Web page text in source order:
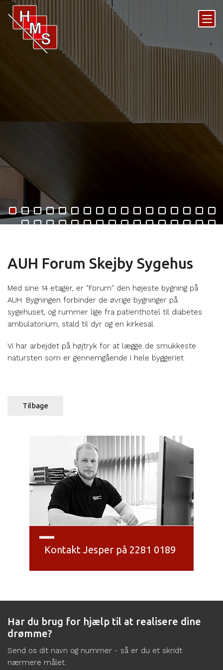
AUH Forum Skejby Sygehus
Med sine 14 etager, er "Forum" den højeste bygning på
AUH. Bygningen forbinder de øvrige bygninger på
sygehuset, og rummer lige fra patienthotel til diabetes
ambulatorium, stald til dyr og en kirkesal.
Vi har arbejdet på højtryk for at lægge de smukkeste
natursten som er gennemgående i hele byggeriet.
Tilbage
Kontakt Jesper på 2281 0189
Har du brug for hjælp til at realisere dine
drømme?
Send os dit navn og nummer - så er du et skridt
nærmere målet.